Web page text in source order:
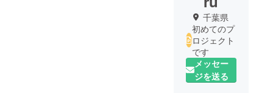
千葉県
初めてのプ
ロジェクト
です
メッセー
ジを送る